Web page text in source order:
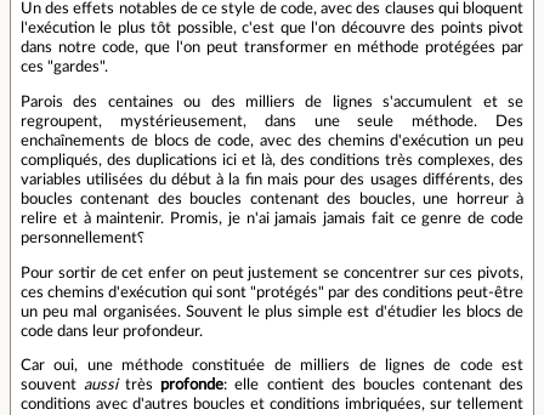
Un des effets notables de ce style de code, avec des clauses qui bloquent
l'exécution le plus tôt possible, c'est que l'on découvre des points pivot
dans notre code, que l'on peut transformer en méthode protégées par
ces "gardes".
Parois des centaines ou des milliers de lignes s'accumulent et se
regroupent, mystérieusement, dans une seule méthode. Des
enchaînements de blocs de code, avec des chemins d'exécution un peu
compliqués, des duplications ici et là, des conditions très complexes, des
variables utilisées du début à la fin mais pour des usages différents, des
boucles contenant des boucles contenant des boucles, une horreur à
relire et à maintenir. Promis, je n'ai jamais jamais fait ce genre de code
personnellement⸮
Pour sortir de cet enfer on peut justement se concentrer sur ces pivots,
ces chemins d'exécution qui sont "protégés" par des conditions peut-être
un peu mal organisées. Souvent le plus simple est d'étudier les blocs de
code dans leur profondeur.
Car oui, une méthode constituée de milliers de lignes de code est
souventaussitrès profonde: elle contient des boucles contenant des
conditions avec d'autres boucles et conditions imbriquées, sur tellement